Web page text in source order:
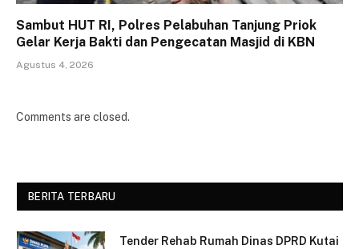
Sambut HUT RI, Polres Pelabuhan Tanjung Priok
Gelar Kerja Bakti dan Pengecatan Masjid di KBN
Agustus 4, 2026
Comments are closed.
BERITA TERBARU
Tender Rehab Rumah Dinas DPRD Kutai